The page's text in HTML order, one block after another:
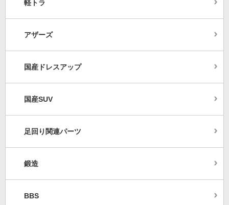
軽トラ
アザーズ
国産ドレスアップ
国産SUV
足回り関連パーツ
鍛造
BBS